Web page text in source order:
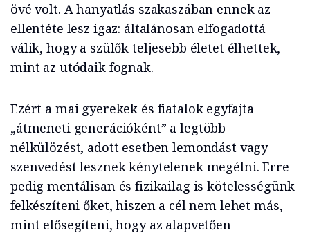
övé volt. A hanyatlás szakaszában ennek az
ellentéte lesz igaz: általánosan elfogadottá
válik, hogy a szülők teljesebb életet élhettek,
mint az utódaik fognak.
Ezért a mai gyerekek és fiatalok egyfajta
„átmeneti generációként” a legtöbb
nélkülözést, adott esetben lemondást vagy
szenvedést lesznek kénytelenek megélni. Erre
pedig mentálisan és fizikailag is kötelességünk
felkészíteni őket, hiszen a cél nem lehet más,
mint elősegíteni, hogy az alapvetően